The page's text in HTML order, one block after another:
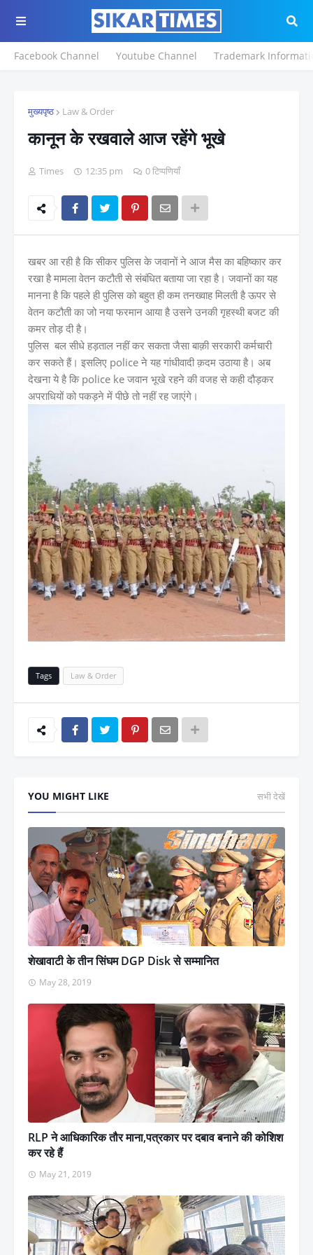
Facebook Channel Youtube Channel Trademark
मुख्यपृष्ठ Law & Order
कानून के रखवाले आज रहेंगे भूखे
Times 12:35 pm 0 टिप्पणियाँ
खबर आ रही है कि सीकर पुलिस के जवानों ने आज मैस का बहिष्कार कर
रखा है मामला वेतन कटौती से संबंधित बताया जा रहा है। जवानों का यह
मानना है कि पहले ही पुलिस को बहुत ही कम तनख्वाह मिलती है ऊपर से
वेतन कटौती का जो नया फरमान आया है उसने उनकी गृहस्थी बजट की
कमर तोड़ दी है।
पुलिस बल सीधे हड़ताल नहीं कर सकता जैसा बाक़ी सरकारी कर्मचारी
कर सकते हैं। इसलिए police ने यह गांधीवादी क़दम उठाया है। अब
देखना ये है कि police ke जवान भूखे रहने की वजह से कही दौड़कर
अपराधियों को पकड़ने में पीछे तो नहीं रह जाएंगे।
Tags Law & Order
YOU MIGHT LIKE सभी देखें
शेखावाटी के तीन सिंघम DGP Disk से सम्मानित
May 28, 2019
RLP ने आधिकारिक तौर माना,पत्रकार पर दबाव बनाने की कोशिश
कर रहे हैं
May 21, 2019